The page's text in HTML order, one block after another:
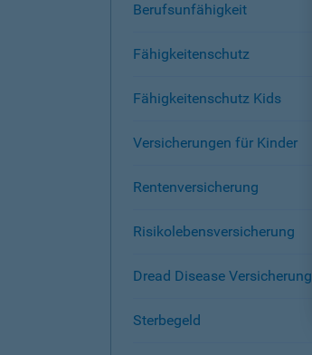
Berufsunfähigkeit
Fähigkeitenschutz
Fähigkeitenschutz Kids
Versicherungen für Kinder
Rentenversicherung
Risikolebensversicherung
Dread Disease Versicherung
Sterbegeld